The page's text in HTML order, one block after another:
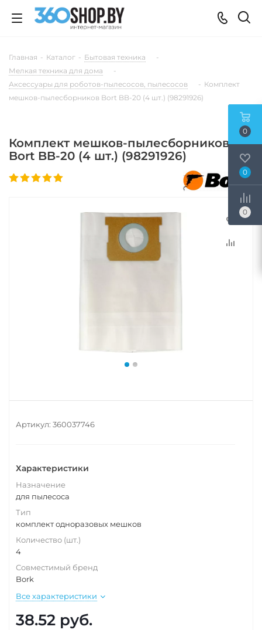
Главная - Каталог - Бытовая техника
-
Мелкая техника для дома
-
Аксессуары для роботов-пылесосов, пылесосов
- Комплект
мешков-пылесборников Bort BB-20 (4 шт.) (98291926)
Комплект мешков-пылесборников
Bort BB-20 (4 шт.) (98291926)
Артикул: 360037746
Характеристики
Назначение
для пылесоса
Тип
комплект одноразовых мешков
Количество (шт.)
4
Совместимый бренд
Bork
Все характеристики
38.52 руб.
0
0
0